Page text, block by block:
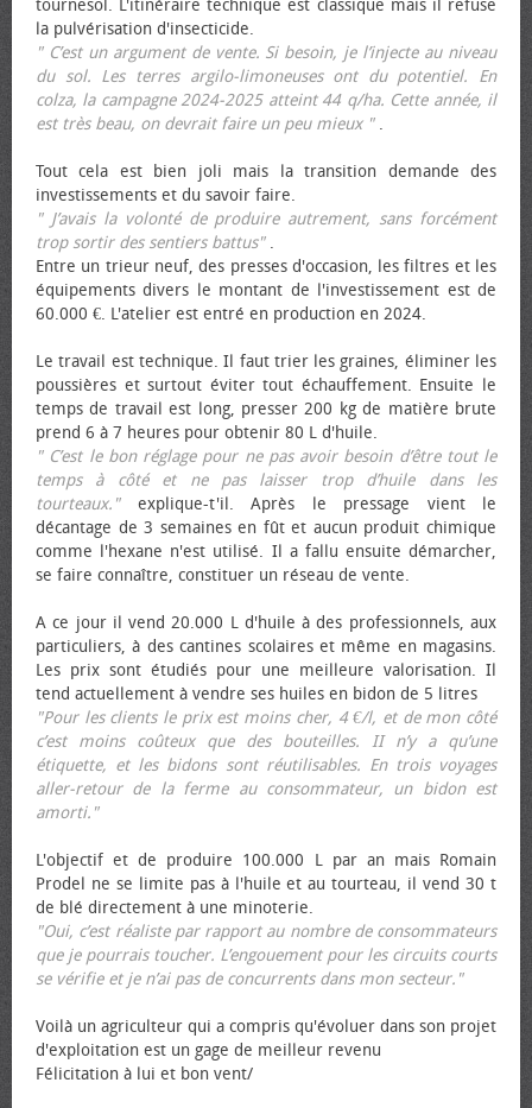
tournesol. L'itinéraire technique est classique mais il refuse
la pulvérisation d'insecticide.
" C’est un argument de vente. Si besoin, je l’injecte au niveau
du sol. Les terres argilo-limoneuses ont du potentiel. En
colza, la campagne 2024-2025 atteint 44 q/ha. Cette année, il
est très beau, on devrait faire un peu mieux ".
Tout cela est bien joli mais la transition demande des
investissements et du savoir faire.
" J’avais la volonté de produire autrement, sans forcément
trop sortir des sentiers battus".
Entre un trieur neuf, des presses d'occasion, les filtres et les
équipements divers le montant de l'investissement est de
60.000 €. L'atelier est entré en production en 2024.
Le travail est technique. Il faut trier les graines, éliminer les
poussières et surtout éviter tout échauffement. Ensuite le
temps de travail est long, presser 200 kg de matière brute
prend 6 à 7 heures pour obtenir 80 L d'huile.
" C’est le bon réglage pour ne pas avoir besoin d’être tout le
temps à côté et ne pas laisser trop d’huile dans les
tourteaux."explique-t'il. Après le pressage vient le
décantage de 3 semaines en fût et aucun produit chimique
comme l'hexane n'est utilisé. Il a fallu ensuite démarcher,
se faire connaître, constituer un réseau de vente.
A ce jour il vend 20.000 L d'huile à des professionnels, aux
particuliers, à des cantines scolaires et même en magasins.
Les prix sont étudiés pour une meilleure valorisation. Il
tend actuellement à vendre ses huiles en bidon de 5 litres
"Pour les clients le prix est moins cher, 4 €/l, et de mon côté
c’est moins coûteux que des bouteilles. II n’y a qu’une
étiquette, et les bidons sont réutilisables. En trois voyages
aller-retour de la ferme au consommateur, un bidon est
amorti."
L'objectif et de produire 100.000 L par an mais Romain
Prodel ne se limite pas à l'huile et au tourteau, il vend 30 t
de blé directement à une minoterie.
"Oui, c’est réaliste par rapport au nombre de consommateurs
que je pourrais toucher. L’engouement pour les circuits courts
se vérifie et je n’ai pas de concurrents dans mon secteur."
Voilà un agriculteur qui a compris qu'évoluer dans son projet
d'exploitation est un gage de meilleur revenu
Félicitation à lui et bon vent/